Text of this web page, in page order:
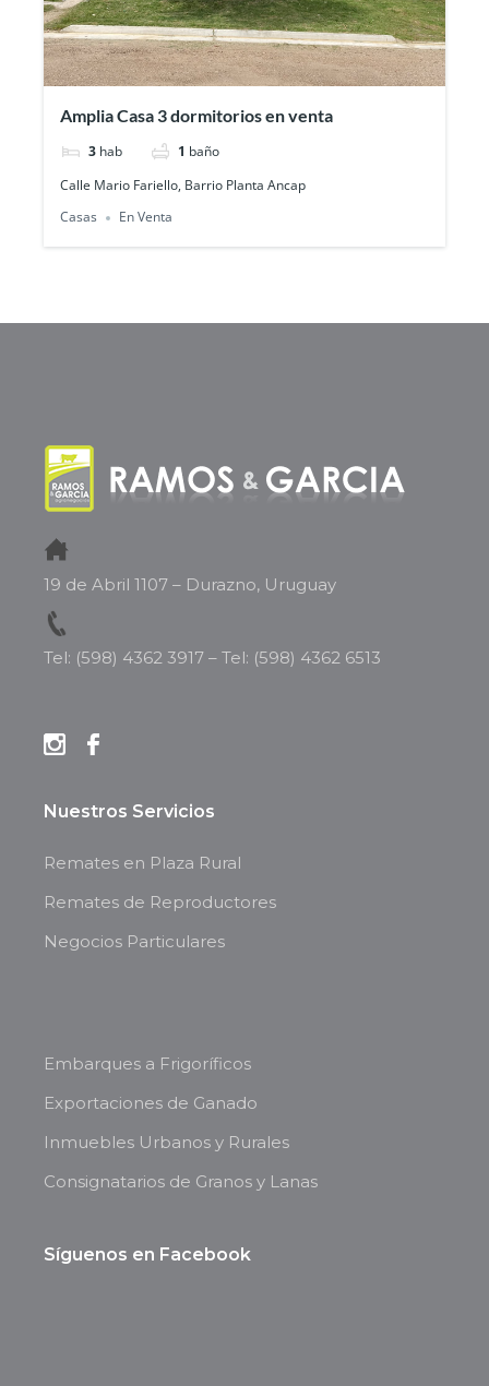
Amplia Casa 3 dormitorios en venta
3 hab 1 baño
Calle Mario Fariello, Barrio Planta Ancap
Casas
En Venta
19 de Abril 1107 – Durazno, Uruguay
Tel: (598) 4362 3917 –Tel: (598) 4362 6513
Nuestros Servicios
Remates en Plaza Rural
Remates de Reproductores
Negocios Particulares
Embarques a Frigoríficos
Exportaciones de Ganado
Inmuebles Urbanos y Rurales
Consignatarios de Granos y Lanas
Síguenos en Facebook